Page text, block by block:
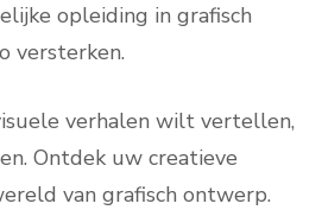
opleiding in grafisch
versterken.
verhalen wilt vertellen,
Ontdek uw creatieve
van grafisch ontwerp.